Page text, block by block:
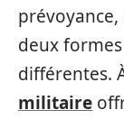
prévoyance,
deux
différentes.
militaire